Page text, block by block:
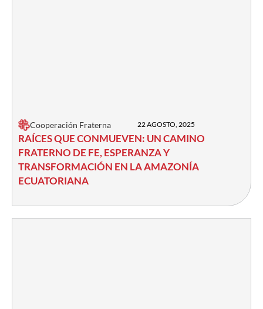
Cooperación Fraterna 22 AGOSTO, 2025
RAÍCES QUE CONMUEVEN: UN CAMINO
FRATERNO DE FE, ESPERANZA Y
TRANSFORMACIÓN EN LA AMAZONÍA
ECUATORIANA